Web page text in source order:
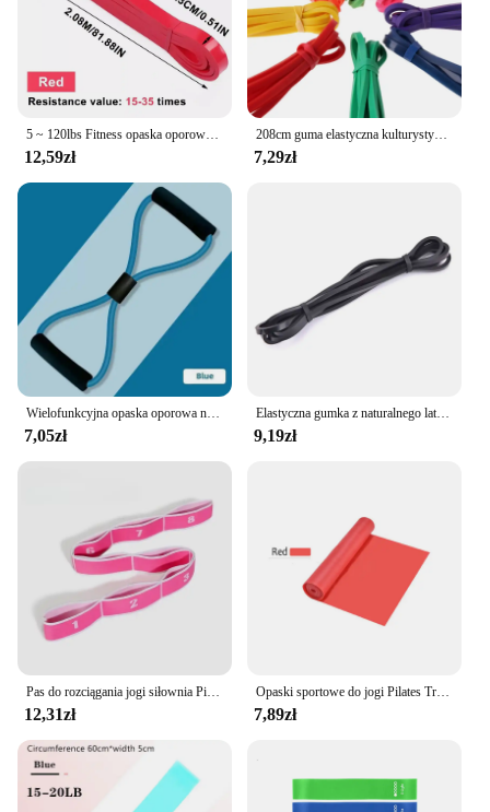
5 ~ 120lbs Fitness opaska oporowa boks trening zwinności trening sprzęt do ćwiczeń joga akcesoria do pilatesu gumka domowa siłownia
12,59zł
208cm guma elastyczna kulturystyki Fitness taśmy oporowe do trenowania koszykówki siłownia ćwiczenia domowe Pilates kolorowe
7,29zł
Wielofunkcyjna opaska oporowa na pedały Trener nóg Utrata masy ciała Kulturystyka Trening brzucha Ćwiczenia w domowej siłowni
7,05zł
Elastyczna gumka z naturalnego lateksu do treningu Ruber Loop do taśmy oporowe do ćwiczeń sprzęt do ćwiczeń ekspandera treningowego
9,19zł
Pas do rozciągania jogi siłownia Pilates taniec opaska do rozciągania elastyczne opaski oporowe do jogi ćwiczenia domowe pasek do ciągnięcia pas Fitness Sport
12,31zł
Opaski sportowe do jogi Pilates Trening Fitness Ćwiczenia Domowa siłownia Elastyczna opaska Naturalna guma Lateks Akcesoria do jogi
7,89zł